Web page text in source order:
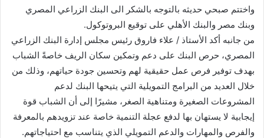
واختتم صبحي حديثه بالتوجه بالشكر الى البنك الزراعي المصري
وبنك مصر والبنك الأهلي على توقيع البروتوكول.
من جانبه أكد الأستاذ / علاء فاروق رئيس مجلس إدارة البنك الزراعي
المصري، حرص البنك على دعم وتمكين سكان الريف خاصةً الشباب
بهدف توفير فرص عمل حقيقية لهم وتحسين جودة حياتهم، وذلك من
خلال العديد من البرامج التمويلية التي يتيحها البنك لدعم
المشروعات الصغيرة ومتناهية الصغر، مشيرًا إلى أن الشباب قوة
إيجابية لا يستهان بها لدفع عجلة التنمية خاصة عند تزويدهم بالمعرفة
والفرص والمهارات والدعم التمويلي الذي يتناسب مع احتياجاتهم.